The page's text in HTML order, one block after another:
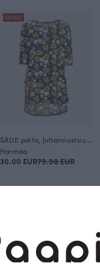
OUTLET
SADE paita, Juhannusruusu
Harmaa
30.00 EUR79.90 EUR